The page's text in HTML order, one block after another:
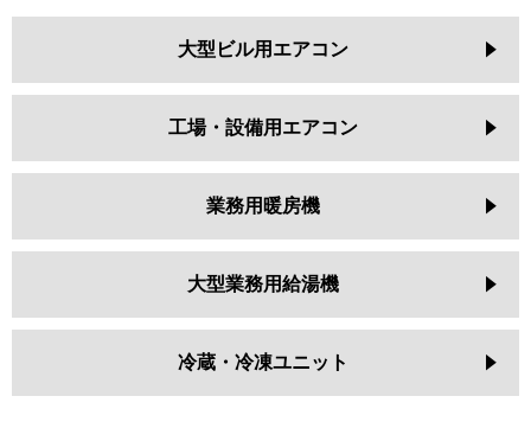
大型ビル用エアコン
工場・設備用エアコン
業務用暖房機
大型業務用給湯機
冷蔵・冷凍ユニット